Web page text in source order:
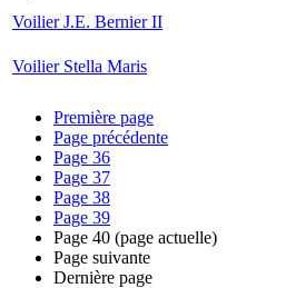
Voilier J.E. Bernier II
Voilier Stella Maris
Première page
Page précédente
Page 36
Page 37
Page 38
Page 39
Page 40 (page actuelle)
Page suivante
Dernière page